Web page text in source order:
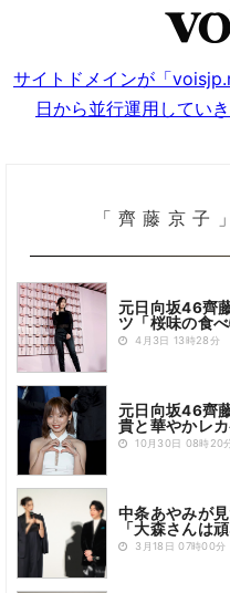
サイトドメインが「
日から並行運用してい
「齊藤京子
元日向坂46齊
ツ「桜味の食べ
4月3日 13時28分
元日向坂46齊
貴と華やかレ
10月30日 08時20
中条あやみが
「大森さんは
3月18日 07時00分